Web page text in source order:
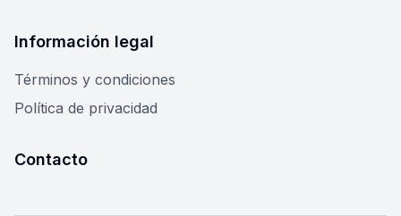
Información legal
Términos y condiciones
Política de privacidad
Contacto